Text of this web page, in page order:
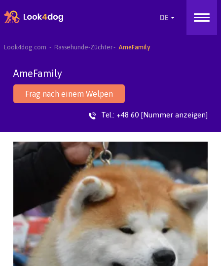
Look4dog.com Rassehunde-Züchter AmeFamily
AmeFamily
Frag nach einem Welpen
Tel.: +48 60 [Nummer anzeigen]